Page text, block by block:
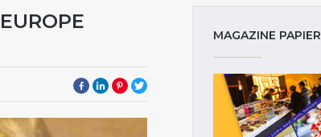
MAGAZINE PAPIER